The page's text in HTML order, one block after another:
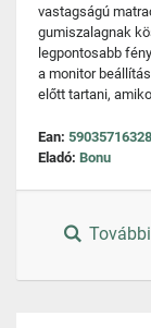
vastagságú
gumiszalagnak
legpontosabb
a monitor
előtt tartani,
Ean:
Eladó: Bonu